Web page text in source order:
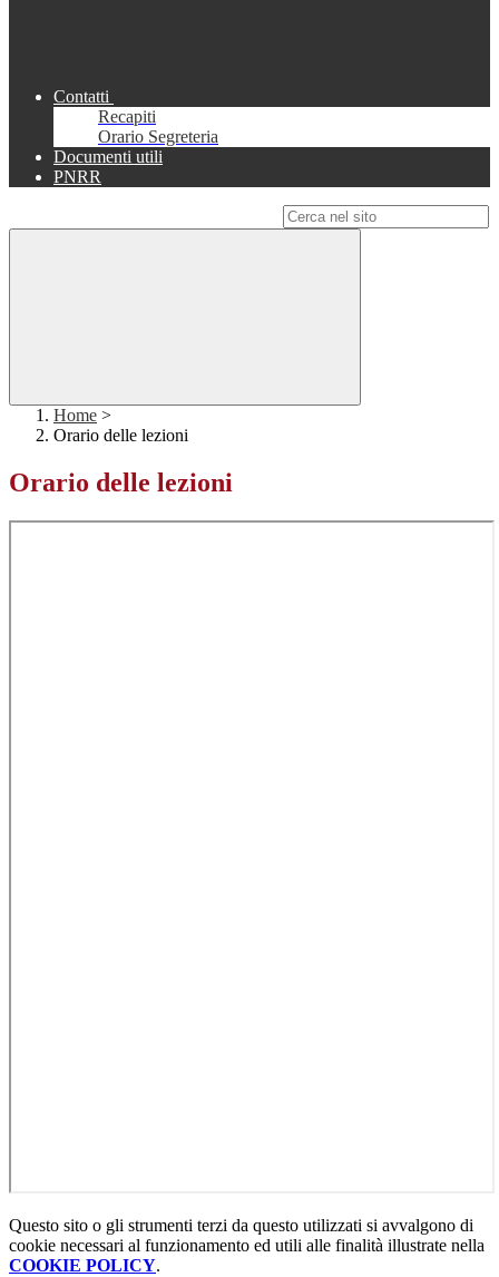
Contatti
Recapiti
Orario Segreteria
Documenti utili
PNRR
Home >
Orario delle lezioni
Orario delle lezioni
Questo sito o gli strumenti terzi da questo utilizzati si avvalgono di
cookie necessari al funzionamento ed utili alle finalità illustrate nella
COOKIE POLICY.